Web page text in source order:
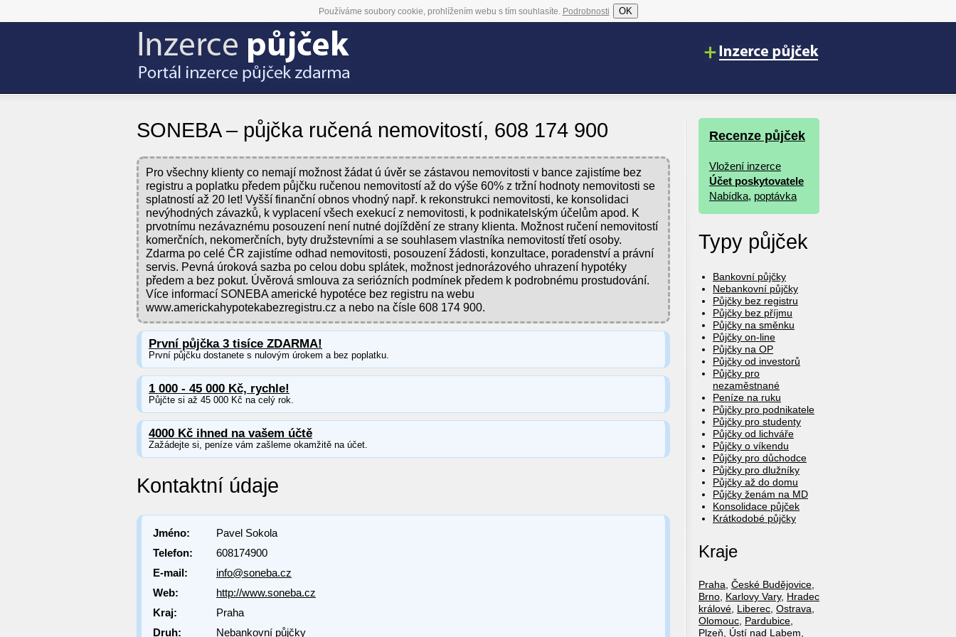
Používáme soubory cookie, prohlížením webu s tím souhlasíte. Podrobnosti OK
SONEBA – půjčka ručená nemovitostí, 608 174 900
Pro všechny klienty co nemají možnost žádat ú úvěr se zástavou nemovitosti v bance zajistíme bez
registru a poplatku předem půjčku ručenou nemovitostí až do výše 60% z tržní hodnoty nemovitosti se
splatností až 20 let! Vyšší finanční obnos vhodný např. k rekonstrukci nemovitosti, ke konsolidaci
nevýhodných závazků, k vyplacení všech exekucí z nemovitosti, k podnikatelským účelům apod. K
prvotnímu nezávaznému posouzení není nutné dojíždění ze strany klienta. Možnost ručení nemovitostí
komerčních, nekomerčních, byty družstevními a se souhlasem vlastníka nemovitostí třetí osoby.
Zdarma po celé ČR zajistíme odhad nemovitosti, posouzení žádosti, konzultace, poradenství a právní
servis. Pevná úroková sazba po celou dobu splátek, možnost jednorázového uhrazení hypotéky
předem a bez pokut. Úvěrová smlouva za seriózních podmínek předem k podrobnému prostudování.
Více informací SONEBA americké hypotéce bez registru na webu
www.americkahypotekabezregistru.cz a nebo na čísle 608 174 900.
První půjčka 3 tisíce ZDARMA!
První půjčku dostanete s nulovým úrokem a bez poplatku.
1 000 - 45 000 Kč, rychle!
Půjčte si až 45 000 Kč na celý rok.
4000 Kč ihned na vašem účtě
Zažádejte si, peníze vám zašleme okamžitě na účet.
Kontaktní údaje
Jméno:
Pavel Sokola
Telefon:
608174900
E-mail:
info@soneba.cz
Web:
http://www.soneba.cz
Kraj:
Praha
Druh:
Nebankovní půjčky
Recenze půjček
Vložení inzerce
Účet poskytovatele
Nabídka, poptávka
Typy půjček
Bankovní půjčky
Nebankovní půjčky
Půjčky bez registru
Půjčky bez příjmu
Půjčky na směnku
Půjčky on-line
Půjčky na OP
Půjčky od investorů
Půjčky pro
nezaměstnané
Peníze na ruku
Půjčky pro podnikatele
Půjčky pro studenty
Půjčky od lichváře
Půjčky o víkendu
Půjčky pro důchodce
Půjčky pro dlužníky
Půjčky až do domu
Půjčky ženám na MD
Konsolidace půjček
Krátkodobé půjčky
Kraje
Praha, České Budějovice,
Brno, Karlovy Vary, Hradec
králové, Liberec, Ostrava,
Olomouc, Pardubice,
Plzeň, Ústí nad Labem,